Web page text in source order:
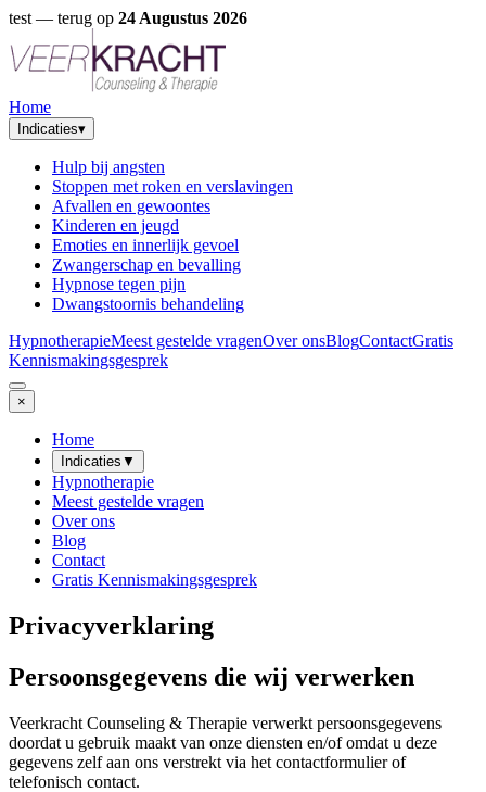
test — terug op 24 Augustus 2026
Home
Indicaties▾
Hulp bij angsten
Stoppen met roken en verslavingen
Afvallen en gewoontes
Kinderen en jeugd
Emoties en innerlijk gevoel
Zwangerschap en bevalling
Hypnose tegen pijn
Dwangstoornis behandeling
HypnotherapieMeest gestelde vragenOver onsBlogContactGratis
Kennismakingsgesprek
×
Home
Indicaties ▼
Hypnotherapie
Meest gestelde vragen
Over ons
Blog
Contact
Gratis Kennismakingsgesprek
Privacyverklaring
Persoonsgegevens die wij verwerken
Veerkracht Counseling & Therapie verwerkt persoonsgegevens
doordat u gebruik maakt van onze diensten en/of omdat u deze
gegevens zelf aan ons verstrekt via het contactformulier of
telefonisch contact.